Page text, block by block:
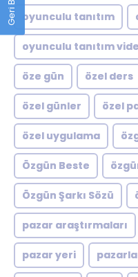
oyunculu tanıtım
oyunculu tanıtım
öze gün özel ders
özel günler özel
özel uygulama
Özgün Beste
Özgün Şarkı Sözü
pazar araştırmaları
pazar yeri